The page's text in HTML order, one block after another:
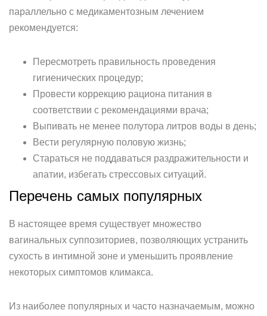
параллельно с медикаментозным лечением
рекомендуется:
Пересмотреть правильность проведения
гигиенических процедур;
Провести коррекцию рациона питания в
соответствии с рекомендациями врача;
Выпивать не менее полутора литров воды в день;
Вести регулярную половую жизнь;
Стараться не поддаваться раздражительности и
апатии, избегать стрессовых ситуаций.
Перечень самых популярных
В настоящее время существует множество
вагинальных суппозиториев, позволяющих устранить
сухость в интимной зоне и уменьшить проявление
некоторых симптомов климакса.
Из наиболее популярных и часто назначаемым, можно